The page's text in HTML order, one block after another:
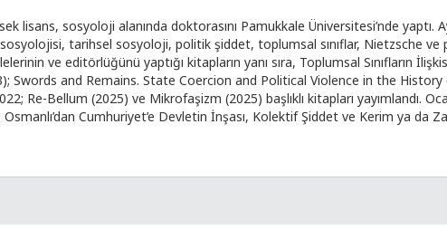
lisans, sosyoloji alanında doktorasını Pamukkale Üniversitesi’nde
tarihsel sosyoloji, politik şiddet, toplumsal sınıflar, Nietzsche
ve editörlüğünü yaptığı kitapların yanı sıra, Toplumsal Sınıfların
Swords and Remains. State Coercion and Political Violence in the
Re-Bellum (2025) ve Mikrofaşizm (2025) başlıklı kitapları yayımlandı.
Cumhuriyet’e Devletin İnşası, Kolektif Şiddet ve Kerim ya da